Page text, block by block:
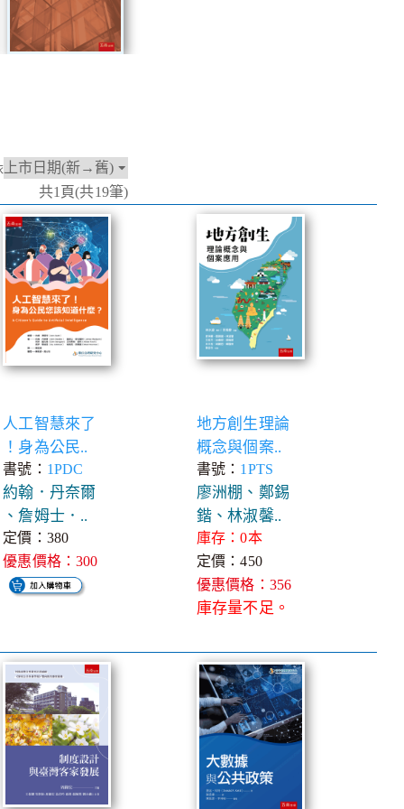
共1頁(共19筆)
人工智慧來了
！身為公民..
書號： 1PDC
約翰．丹奈爾
、詹姆士．..
定價：380
優惠價格：300
地方創生理論
概念與個案..
書號： 1PTS
廖洲棚、鄭錫
鍇、林淑馨..
庫存：0本
定價：450
優惠價格：356
庫存量不足。